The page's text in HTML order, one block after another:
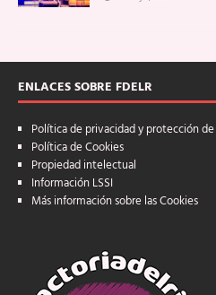
ENLACES SOBRE FDELR
Política de privacidad y protección
Política de Cookies
Propiedad intelectual
Información LSSI
Más información sobre las Cookies